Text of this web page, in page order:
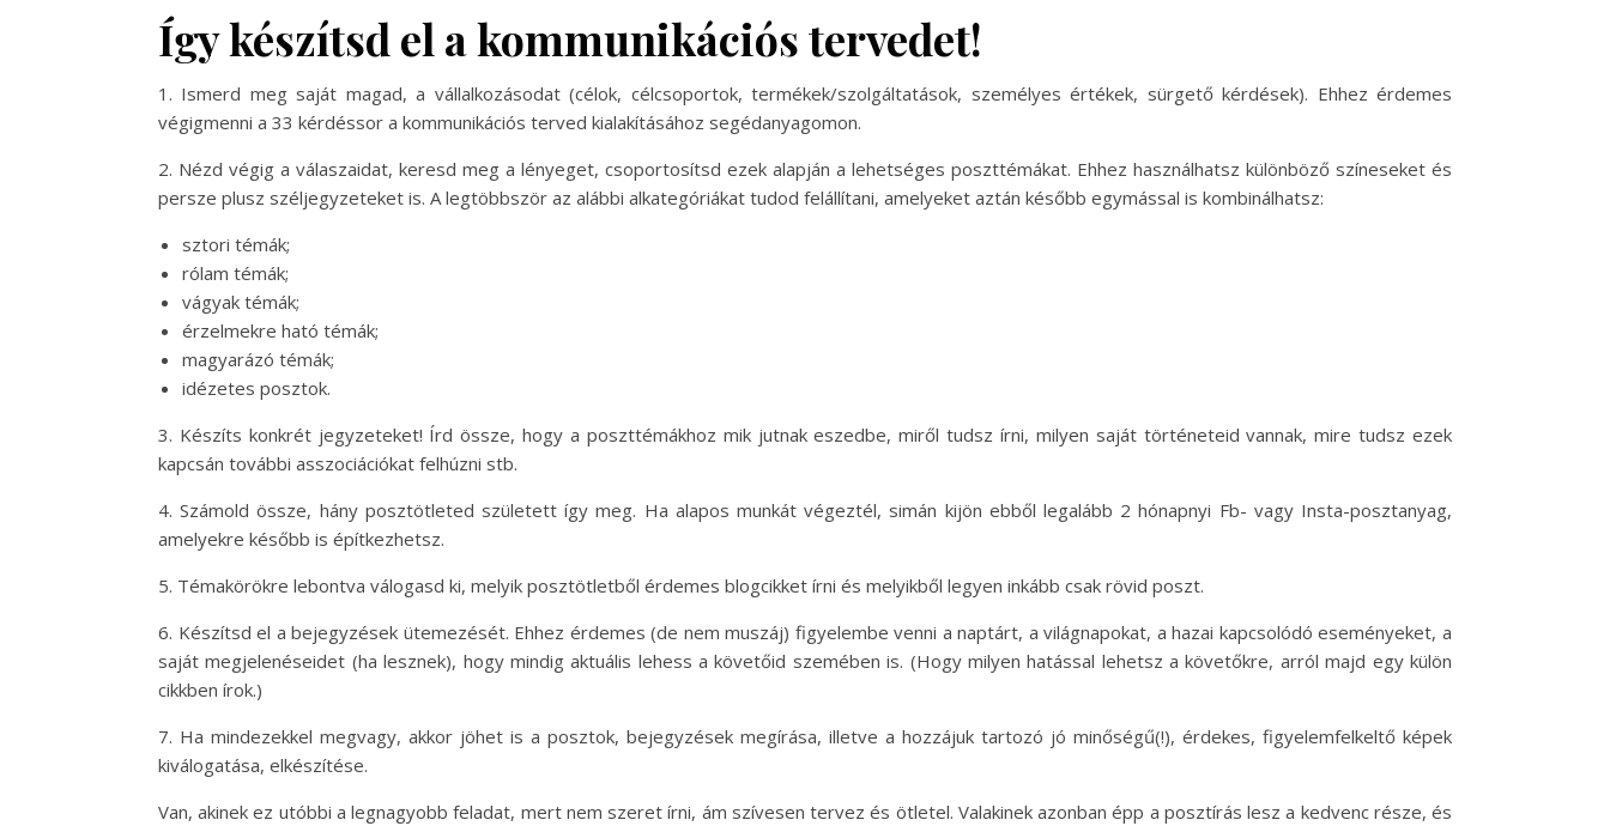
Így készítsd el a kommunikációs tervedet!
1. Ismerd meg saját magad, a vállalkozásodat (célok, célcsoportok, termékek/szolgáltatások, személyes értékek, sürgető kérdések). Ehhez érdemes
végigmenni a 33 kérdéssor a kommunikációs terved kialakításához segédanyagomon.
2. Nézd végig a válaszaidat, keresd meg a lényeget, csoportosítsd ezek alapján a lehetséges poszttémákat. Ehhez használhatsz különböző színeseket és
persze plusz széljegyzeteket is. A legtöbbször az alábbi alkategóriákat tudod felállítani, amelyeket aztán később egymással is kombinálhatsz:
sztori témák;
rólam témák;
vágyak témák;
érzelmekre ható témák;
magyarázó témák;
idézetes posztok.
3. Készíts konkrét jegyzeteket! Írd össze, hogy a poszttémákhoz mik jutnak eszedbe, miről tudsz írni, milyen saját történeteid vannak, mire tudsz ezek
kapcsán további asszociációkat felhúzni stb.
4. Számold össze, hány posztötleted született így meg. Ha alapos munkát végeztél, simán kijön ebből legalább 2 hónapnyi Fb- vagy Insta-posztanyag,
amelyekre később is építkezhetsz.
5. Témakörökre lebontva válogasd ki, melyik posztötletből érdemes blogcikket írni és melyikből legyen inkább csak rövid poszt.
6. Készítsd el a bejegyzések ütemezését. Ehhez érdemes (de nem muszáj) figyelembe venni a naptárt, a világnapokat, a hazai kapcsolódó eseményeket, a
saját megjelenéseidet (ha lesznek), hogy mindig aktuális lehess a követőid szemében is. (Hogy milyen hatással lehetsz a követőkre, arról majd egy külön
cikkben írok.)
7. Ha mindezekkel megvagy, akkor jöhet is a posztok, bejegyzések megírása, illetve a hozzájuk tartozó jó minőségű(!), érdekes, figyelemfelkeltő képek
kiválogatása, elkészítése.
Van, akinek ez utóbbi a legnagyobb feladat, mert nem szeret írni, ám szívesen tervez és ötletel. Valakinek azonban épp a posztírás lesz a kedvenc része, és